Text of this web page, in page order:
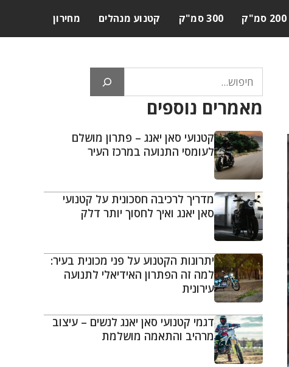
200 סמ"ק 300 סמ"ק קטנוע מנהלים מחירון
מאמרים נוספים
קטנועי סאן יאנג – פתרון מושלם
לעומסי התנועה במרכז העיר
מדריך לרכיבה חסכונית על קטנועי
סאן יאנג ואיך לחסוך יותר דלק
יתרונות הקטנוע על פני מכונית בעיר:
למה זה הפתרון האידיאלי לתנועה
עירונית
דגמי קטנועי סאן יאנג לנשים – עיצוב
מרהיב והתאמה מושלמת